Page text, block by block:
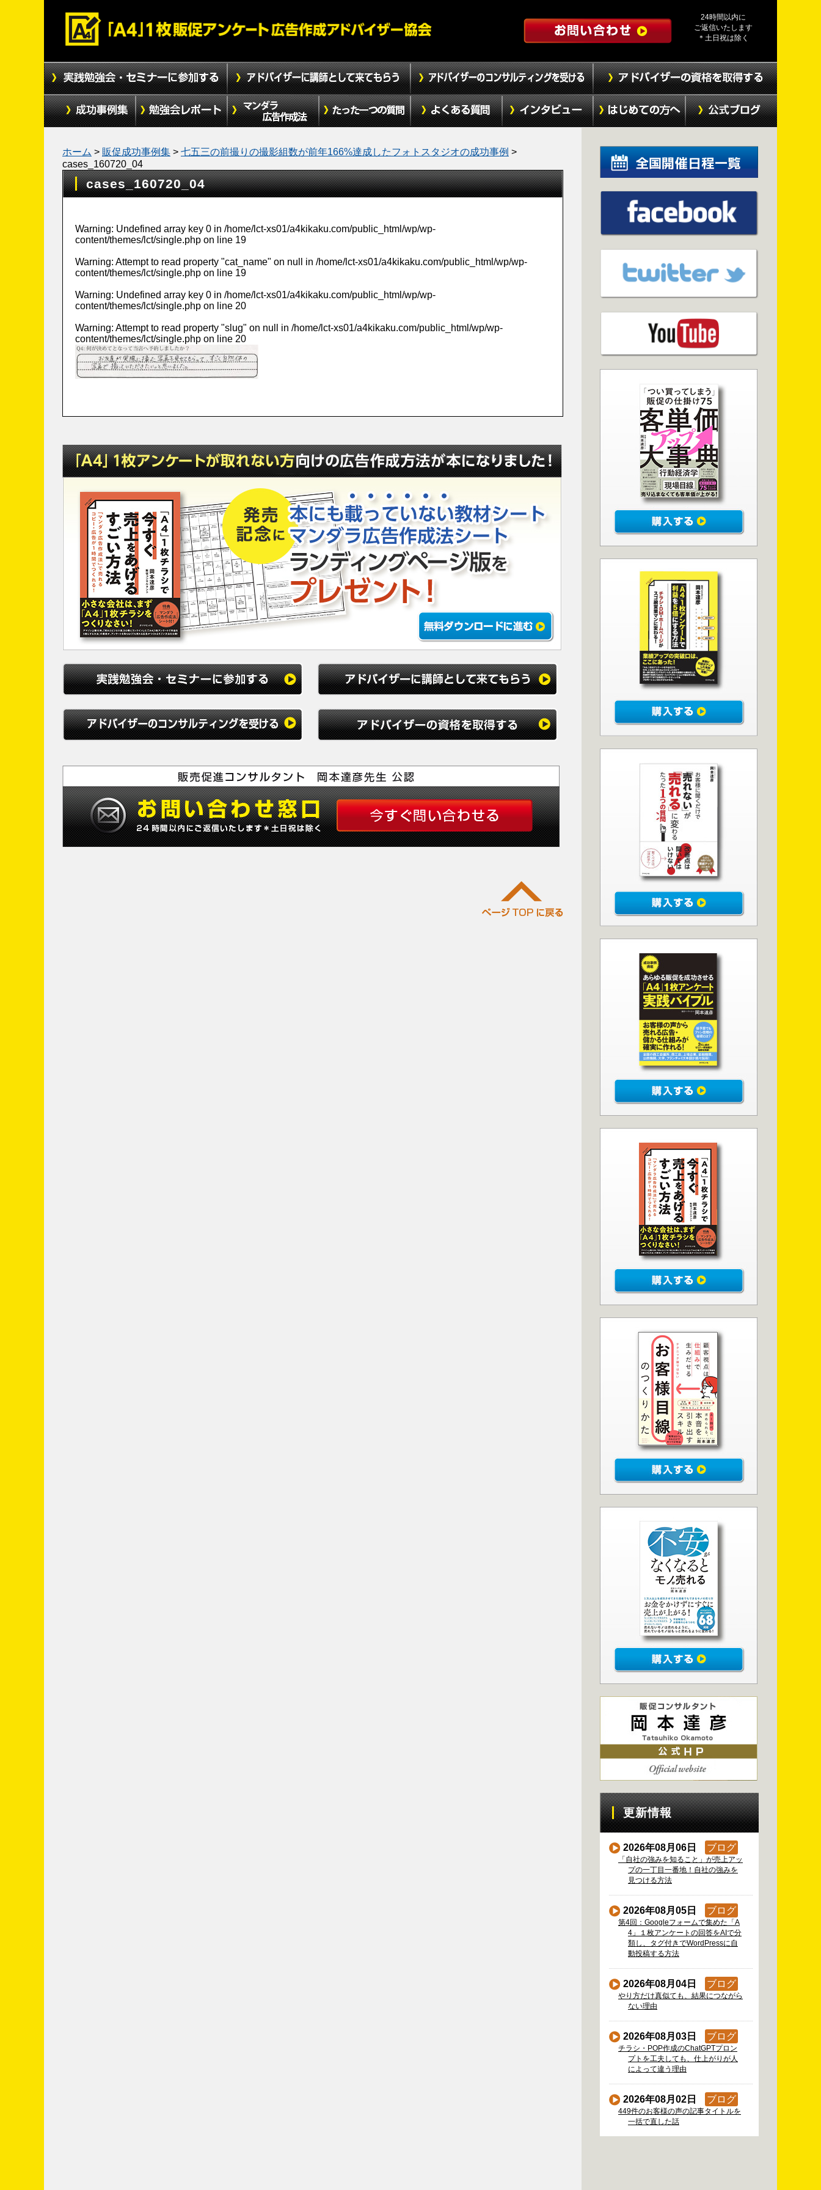
24時間以内に
ご返信いたします
＊土日祝は除く
ホーム > 販促成功事例集 > 七五三の前撮りの撮影組数が前年166%達成したフォトスタジオの成功事例 >
cases_160720_04
cases_160720_04
Warning: Undefined array key 0 in /home/lct-xs01/a4kikaku.com/public_html/wp/wp-
content/themes/lct/single.php on line 19
Warning: Attempt to read property "cat_name" on null in /home/lct-xs01/a4kikaku.com/public_html/wp/wp-
content/themes/lct/single.php on line 19
Warning: Undefined array key 0 in /home/lct-xs01/a4kikaku.com/public_html/wp/wp-
content/themes/lct/single.php on line 20
Warning: Attempt to read property "slug" on null in /home/lct-xs01/a4kikaku.com/public_html/wp/wp-
content/themes/lct/single.php on line 20
更新情報
2026年08月06日 ブログ
「自社の強みを知ること」が売上アッ
プの一丁目一番地！自社の強みを
見つける方法
2026年08月05日 ブログ
第4回：Googleフォームで集めた「A
4」１枚アンケートの回答をAIで分
類し、タグ付きでWordPressに自
動投稿する方法
2026年08月04日 ブログ
やり方だけ真似ても、結果につながら
ない理由
2026年08月03日 ブログ
チラシ・POP作成のChatGPTプロン
プトを工夫しても、仕上がりが人
によって違う理由
2026年08月02日 ブログ
449件のお客様の声の記事タイトルを
一括で直した話